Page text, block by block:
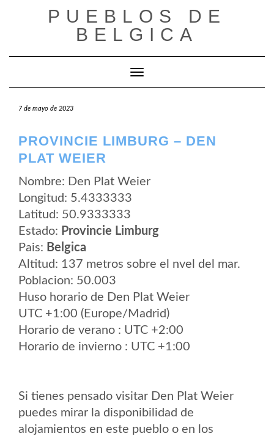
PUEBLOS DE
BELGICA
Cambiar modo de navegación
7 de mayo de 2023
PROVINCIE LIMBURG – DEN
PLAT WEIER
Nombre: Den Plat Weier
Longitud: 5.4333333
Latitud: 50.9333333
Estado: Provincie Limburg
Pais: Belgica
Altitud: 137 metros sobre el nvel del mar.
Poblacion: 50.003
Huso horario de Den Plat Weier
UTC +1:00 (Europe/Madrid)
Horario de verano : UTC +2:00
Horario de invierno : UTC +1:00
Si tienes pensado visitar Den Plat Weier
puedes mirar la disponibilidad de
alojamientos en este pueblo o en los